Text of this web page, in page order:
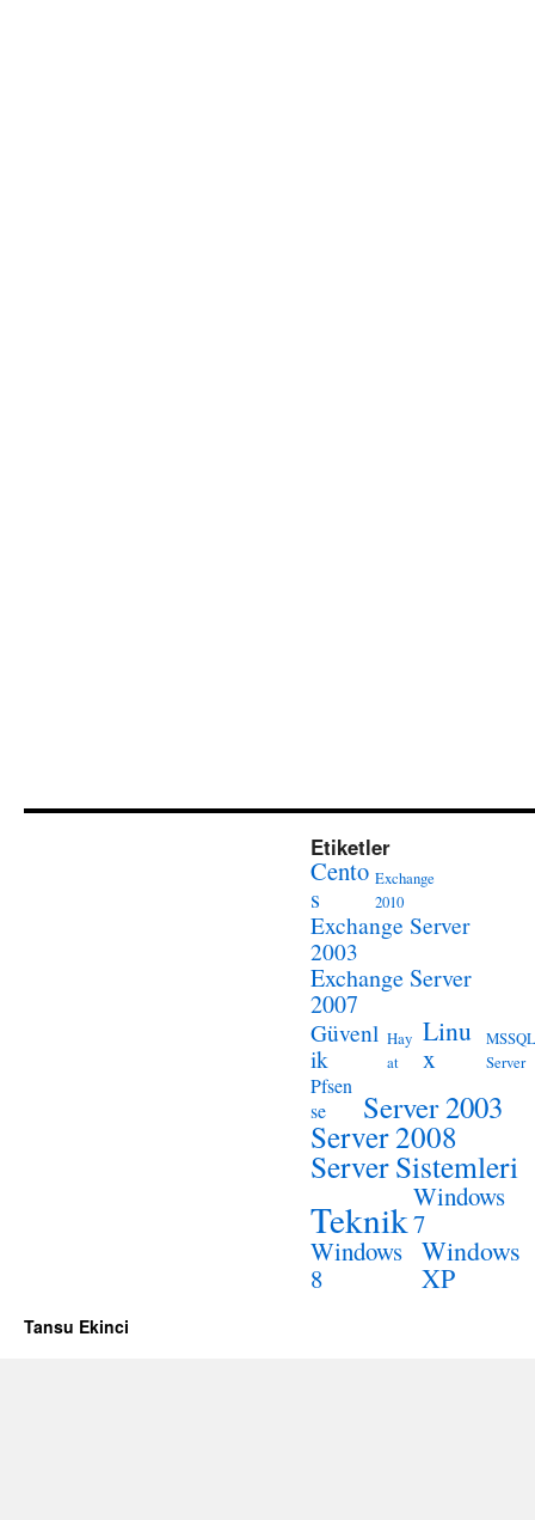
Etiketler
Cento
s
Exchange
2010
Exchange Server
2003
Exchange Server
2007
Güvenl
ik
Hay
at
Linu
x
MSSQL
Server
Pfsen
se
Server 2003
Server 2008
Server Sistemleri
TeknikWindows
7
Windows
8
Windows
XP
Tansu Ekinci